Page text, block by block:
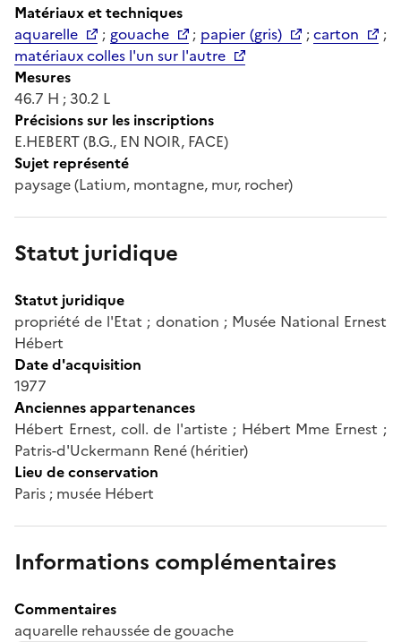
Matériaux et techniques
aquarelle
; gouache ; papier (gris) ;carton
;
matériaux colles l'un sur l'autre
Mesures
46.7 H ; 30.2 L
Précisions sur les inscriptions
E.HEBERT (B.G., EN NOIR, FACE)
Sujet représenté
paysage (Latium, montagne, mur, rocher)
Statut juridique
Statut juridique
propriété de l'Etat ; donation ; Musée National Ernest
Hébert
Date d'acquisition
1977
Anciennes appartenances
Hébert Ernest, coll. de l'artiste ; Hébert Mme Ernest ;
Patris-d'Uckermann René (héritier)
Lieu de conservation
Paris ; musée Hébert
Informations complémentaires
Commentaires
aquarelle rehaussée de gouache